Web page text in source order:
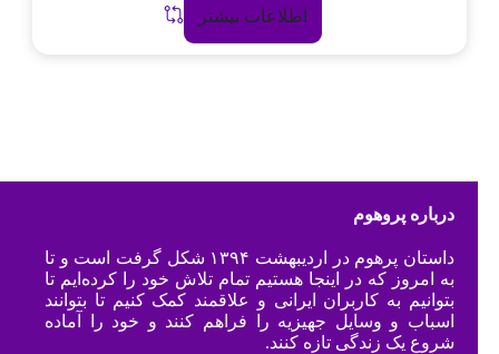
اطلاعات بیشتر
درباره پروهوم
داستان پرهوم در اردیبهشت ۱۳۹۴ شکل گرفت است و تا
به امروز که در اینجا هستیم تمام تلاش خود را کرده‌ایم تا
بتوانیم به کاربران ایرانی و علاقمند کمک کنیم تا بتوانند
اسباب و وسایل جهیزیه را فراهم کنند و خود را آماده
شروع یک زندگی تازه کنند.